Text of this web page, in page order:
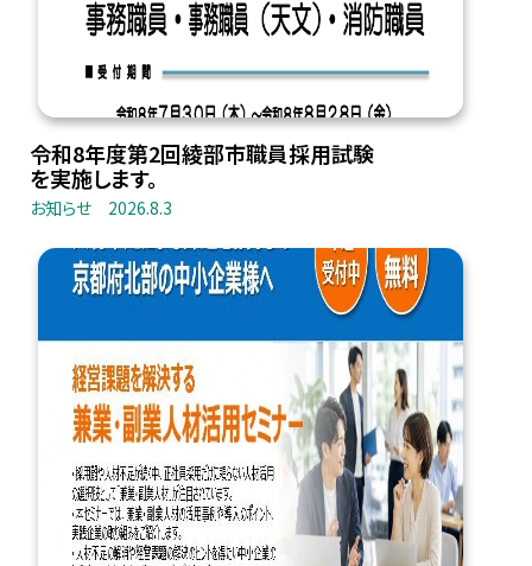
令和8年度第2回綾部市職員採用試験
を実施します。
お知らせ 2026.8.3